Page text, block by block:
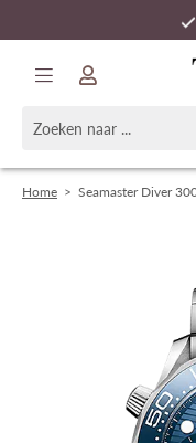
Home > Seamaster Diver